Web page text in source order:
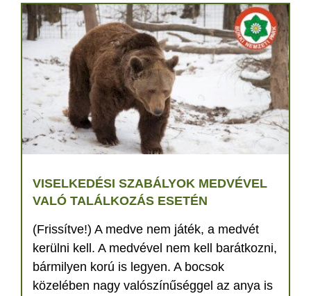
VISELKEDÉSI SZABÁLYOK MEDVÉVEL
VALÓ TALÁLKOZÁS ESETÉN
(Frissítve!) A medve nem játék, a medvét
kerülni kell. A medvével nem kell barátkozni,
bármilyen korú is legyen. A bocsok
közelében nagy valószínűséggel az anya is